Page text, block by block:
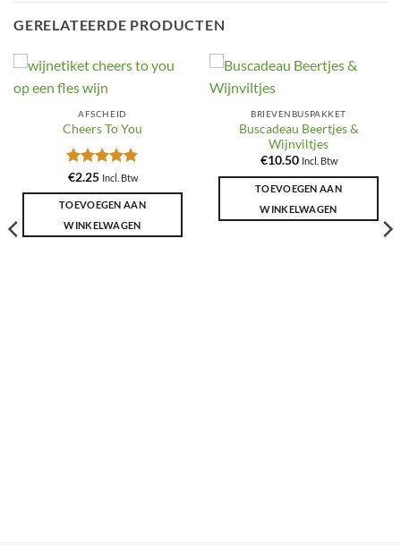
GERELATEERDE PRODUCTEN
AFSCHEID
Cheers To You
Gewaardeerd
5uit 5
€2.25 Incl. Btw
TOEVOEGEN AAN
WINKELWAGEN
BRIEVENBUSPAKKET
Buscadeau Beertjes &
Wijnviltjes
€10.50 Incl. Btw
TOEVOEGEN AAN
WINKELWAGEN